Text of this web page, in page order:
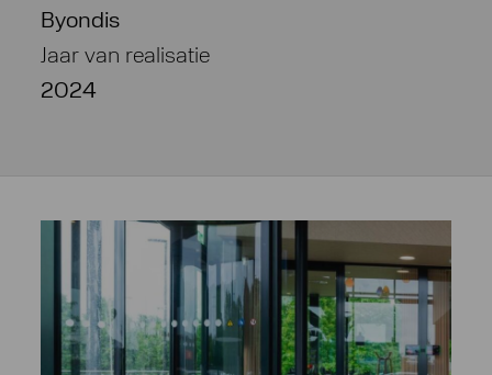
Byondis
Jaar van realisatie
2024